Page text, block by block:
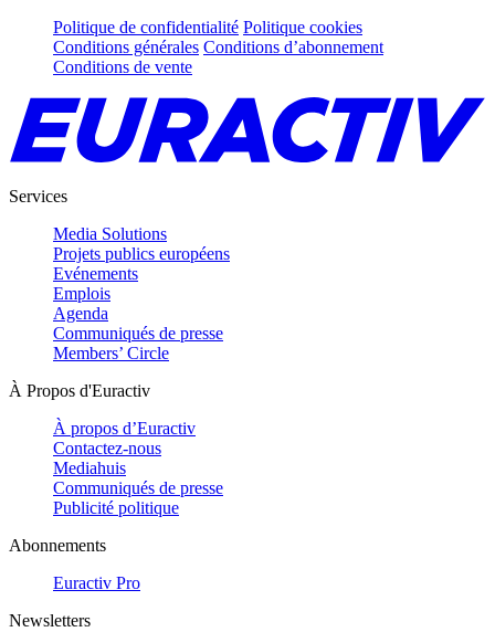
Politique de confidentialité Politique cookies
Conditions générales Conditions d’abonnement
Conditions de vente
Services
Media Solutions
Projets publics européens
Evénements
Emplois
Agenda
Communiqués de presse
Members’ Circle
À Propos d'Euractiv
À propos d’Euractiv
Contactez-nous
Mediahuis
Communiqués de presse
Publicité politique
Abonnements
Euractiv Pro
Newsletters